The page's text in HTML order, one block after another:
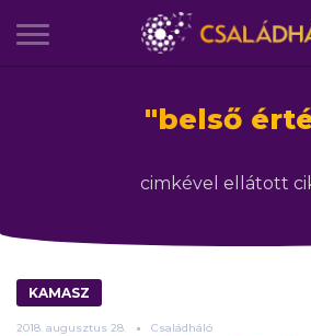
"belső
cimkével ellátott
KAMASZ
2018. augusztus 28. Családháló